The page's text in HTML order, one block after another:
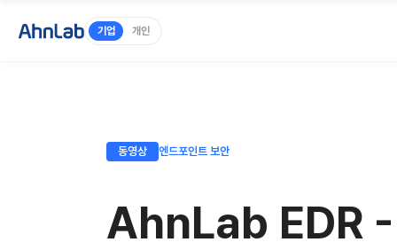
기업 개인
동영상 엔드포인트 보안
AhnLab EDR -